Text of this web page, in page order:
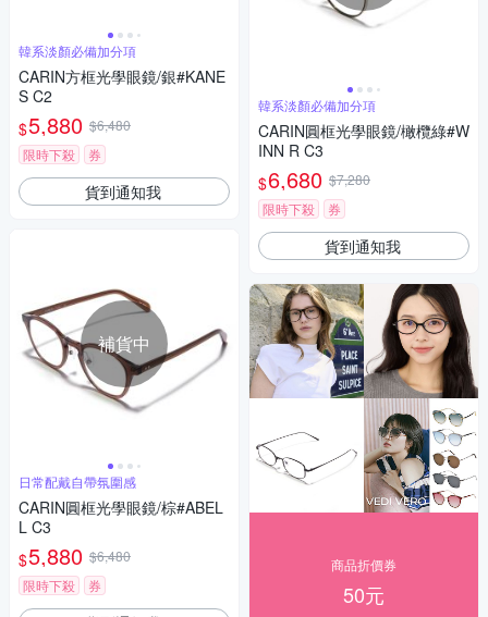
韓系淡顏必備加分項
CARIN方框光學眼鏡/銀#KANE
S C2
$5,880 $6,480
限時下殺
券
貨到通知我
補貨中
日常配戴自帶氛圍感
CARIN圓框光學眼鏡/棕#ABEL
L C3
$5,880 $6,480
限時下殺
券
韓系淡顏必備加分項
CARIN圓框光學眼鏡/橄欖綠#W
INN R C3
$6,680 $7,280
限時下殺
券
貨到通知我
商品折價券
50元